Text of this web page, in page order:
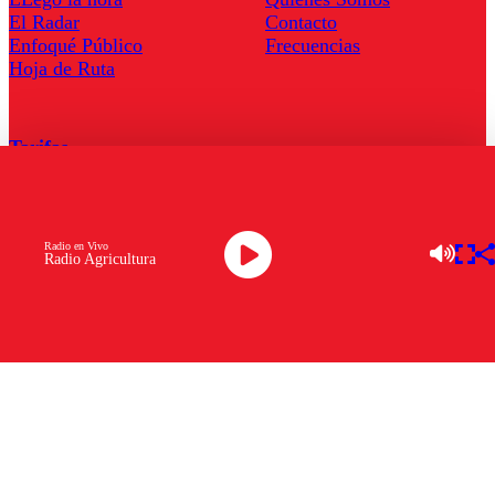
Radio Agricultura
Radio en Vivo
El Radar
Enfoqué Público
Hoja de Ruta
Contacto
Frecuencias
Tarifas
Descarga la APP